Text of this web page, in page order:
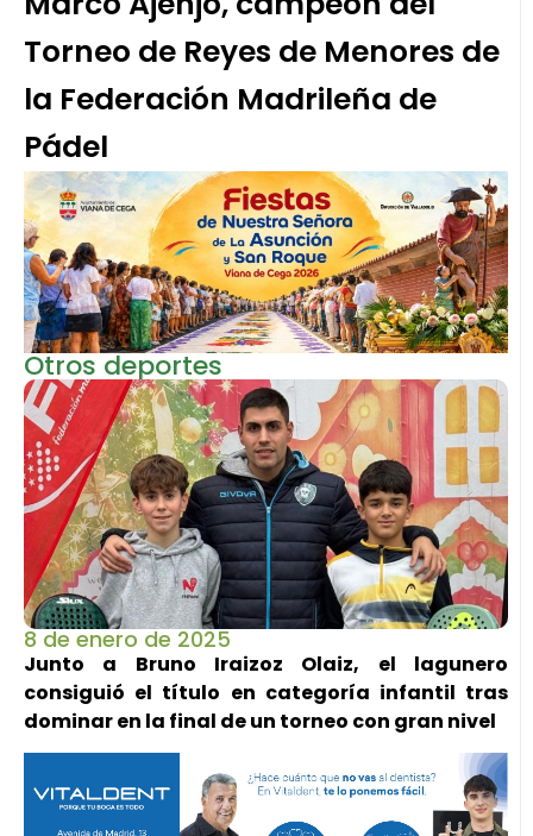
Torneo de Reyes de Menores de
la Federación Madrileña de
Pádel
Otros deportes
8 de enero de 2025
Junto a Bruno Iraizoz Olaiz, el lagunero
consiguió el título en categoría infantil tras
dominar en la final de un torneo con gran nivel